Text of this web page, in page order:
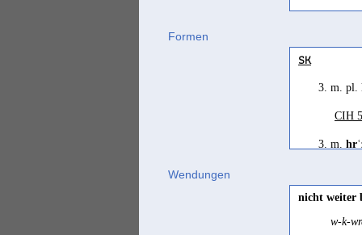
fortschrecken
imperare
CIH
imperavit
issuea
Formen
SK
3. m. pl.
CIH
3. m.
Wendungen
nicht weiter
w-k-